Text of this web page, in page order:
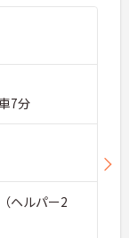
7分
ヘルパー2